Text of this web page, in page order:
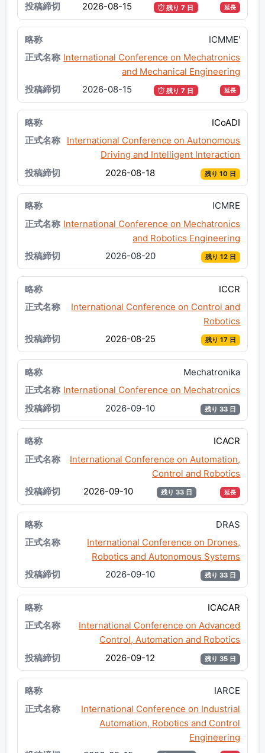
2026-08-15
残り 7 日 延長
ICMME'
International Conference on Mechatronics
and Mechanical Engineering
2026-08-15
残り 7 日 延長
ICoADI
International Conference on Autonomous
Driving and Intelligent Interaction
2026-08-18
残り 10 日
ICMRE
International Conference on Mechatronics
and Robotics Engineering
2026-08-20
残り 12 日
ICCR
International Conference on Control and
Robotics
2026-08-25
残り 17 日
Mechatronika
International Conference on Mechatronics
2026-09-10
残り 33 日
ICACR
International Conference on Automation,
Control and Robotics
2026-09-10
残り 33 日 延長
DRAS
International Conference on Drones,
Robotics and Autonomous Systems
2026-09-10
残り 33 日
ICACAR
International Conference on Advanced
Control, Automation and Robotics
2026-09-12
残り 35 日
IARCE
International Conference on Industrial
Automation, Robotics and Control
Engineering